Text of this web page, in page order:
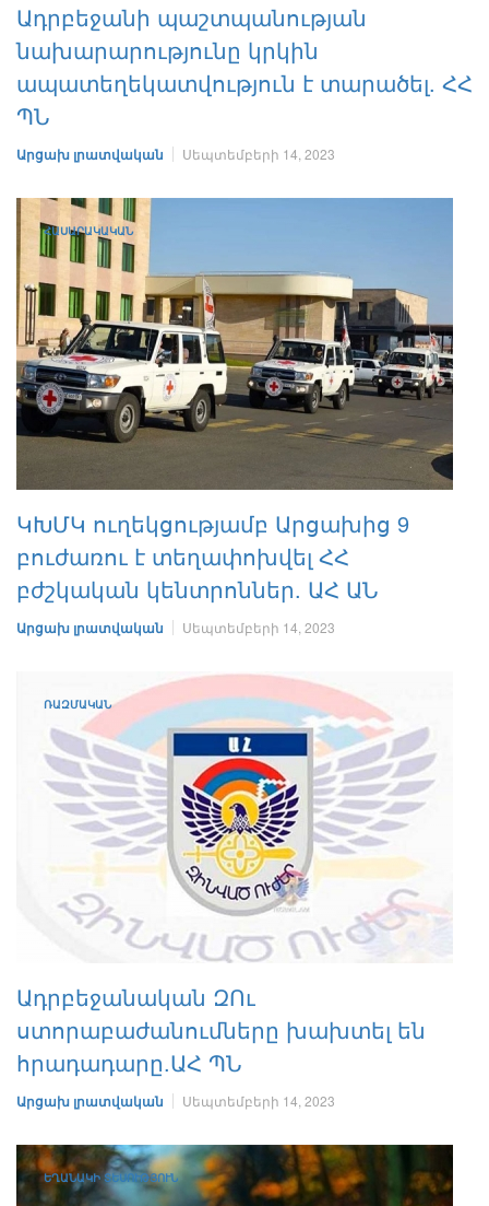
Ադրբեջանի պաշտպանության
նախարարությունը կրկին
ապատեղեկատվություն է տարածել. ՀՀ
ՊՆ
Արցախ լրատվական Սեպտեմբերի 14, 2023
ՀԱՍԱՐԱԿԱԿԱՆ
ԿԽՄԿ ուղեկցությամբ Արցախից 9
բուժառու է տեղափոխվել ՀՀ
բժշկական կենտրոններ. ԱՀ ԱՆ
Արցախ լրատվական Սեպտեմբերի 14, 2023
ՌԱԶՄԱԿԱՆ
Ադրբեջանական ԶՈւ
ստորաբաժանումները խախտել են
հրադադարը.ԱՀ ՊՆ
Արցախ լրատվական Սեպտեմբերի 14, 2023
ԵՂԱՆԱԿԻ ՏԵՍՈՒԹՅՈՒՆ